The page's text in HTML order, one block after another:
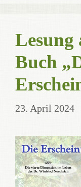
Lesung
Buch
23. April 2024